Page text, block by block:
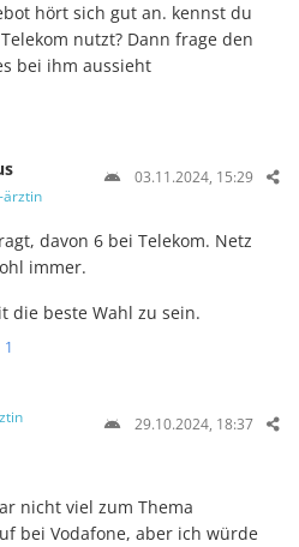
hört sich gut an. kennst du
nutzt? Dann frage den
bei ihm aussieht
ärztin
03.11.2024, 15:29
davon 6 bei Telekom. Netz
immer.
die beste Wahl zu sein.
1
29.10.2024, 18:37
nicht viel zum Thema
bei Vodafone, aber ich würde